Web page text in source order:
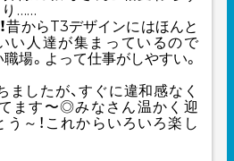
り……
昔からT3デザインにはほんと
い人達が集まっているので
場。よって仕事がしやすい。
ましたが、すぐに違和感なく
ます〜◎みなさん温かく迎
～！これからいろいろ楽し